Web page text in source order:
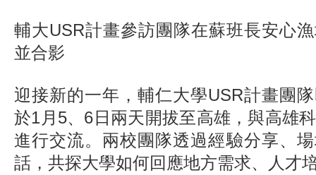
輔大USR計畫參訪團隊在蘇班長安心
並合影
迎接新的一年，輔仁大學USR計畫團
於1月5、6日兩天開拔至高雄，與高雄
進行交流。兩校團隊透過經驗分享、
話，共探大學如何回應地方需求、人才